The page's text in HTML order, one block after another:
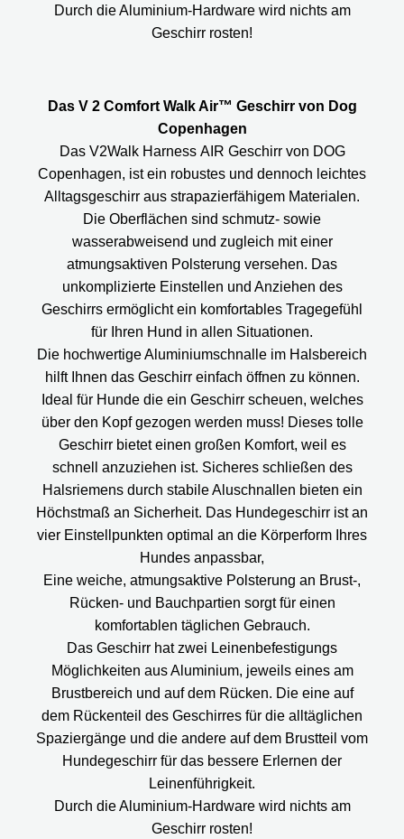
Durch die Aluminium-Hardware wird nichts am
Geschirr rosten!
Das V 2 Comfort Walk Air™ Geschirr von Dog
Copenhagen
Das V2Walk Harness AIR Geschirr von DOG
Copenhagen, ist ein robustes und dennoch leichtes
Alltagsgeschirr aus strapazierfähigem Materialen.
Die Oberflächen sind schmutz- sowie
wasserabweisend und zugleich mit einer
atmungsaktiven Polsterung versehen. Das
unkomplizierte Einstellen und Anziehen des
Geschirrs ermöglicht ein komfortables Tragegefühl
für Ihren Hund in allen Situationen.
Die hochwertige Aluminiumschnalle im Halsbereich
hilft Ihnen das Geschirr einfach öffnen zu können.
Ideal für Hunde die ein Geschirr scheuen, welches
über den Kopf gezogen werden muss! Dieses tolle
Geschirr bietet einen großen Komfort, weil es
schnell anzuziehen ist. Sicheres schließen des
Halsriemens durch stabile Aluschnallen bieten ein
Höchstmaß an Sicherheit. Das Hundegeschirr ist an
vier Einstellpunkten optimal an die Körperform Ihres
Hundes anpassbar,
Eine weiche, atmungsaktive Polsterung an Brust-,
Rücken- und Bauchpartien sorgt für einen
komfortablen täglichen Gebrauch.
Das Geschirr hat zwei Leinenbefestigungs
Möglichkeiten aus Aluminium, jeweils eines am
Brustbereich und auf dem Rücken. Die eine auf
dem Rückenteil des Geschirres für die alltäglichen
Spaziergänge und die andere auf dem Brustteil vom
Hundegeschirr für das bessere Erlernen der
Leinenführigkeit.
Durch die Aluminium-Hardware wird nichts am
Geschirr rosten!